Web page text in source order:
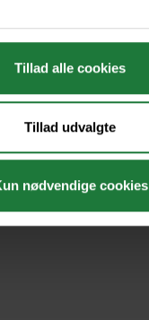
Tillad alle cookies
Tillad udvalgte
nødvendige cookies